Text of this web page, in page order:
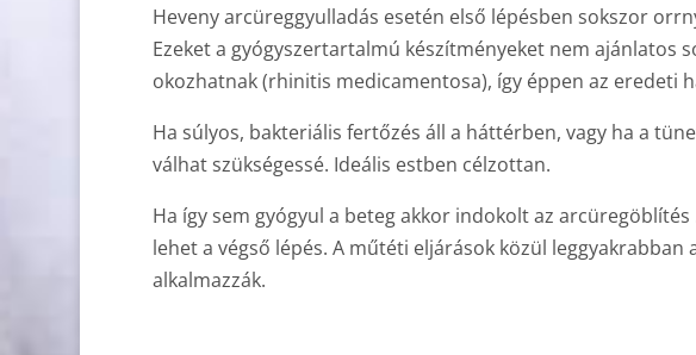
Heveny arcüreggyulladás esetén első lépésben sokszor
Ezeket a gyógyszertartalmú készítményeket nem
okozhatnak (rhinitis medicamentosa), így éppen az eredeti
Ha súlyos, bakteriális fertőzés áll a háttérben, vagy ha a
válhat szükségessé. Ideális estben célzottan.
Ha így sem gyógyul a beteg akkor indokolt az
lehet a végső lépés. A műtéti eljárások közül
alkalmazzák.